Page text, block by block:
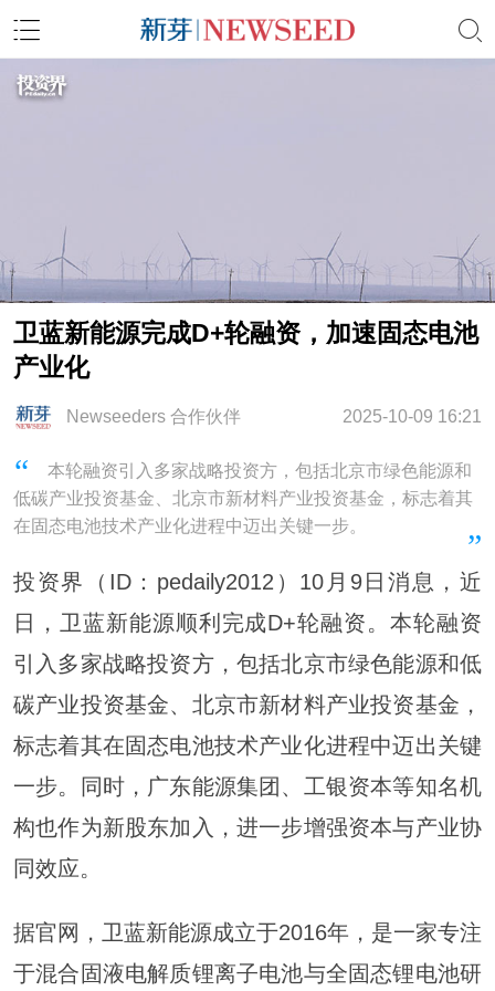
卫蓝新能源完成D+轮融资，加速固态电池
产业化
2025-10-09 16:21
Newseeders 合作伙伴
本轮融资引入多家战略投资方，包括北京市绿色能源和
低碳产业投资基金、北京市新材料产业投资基金，标志着其
在固态电池技术产业化进程中迈出关键一步。
投资界（ID：pedaily2012）10月9日消息，近
日，卫蓝新能源顺利完成D+轮融资。本轮融资
引入多家战略投资方，包括北京市绿色能源和低
碳产业投资基金、北京市新材料产业投资基金，
标志着其在固态电池技术产业化进程中迈出关键
一步。同时，广东能源集团、工银资本等知名机
构也作为新股东加入，进一步增强资本与产业协
同效应。
据官网，卫蓝新能源成立于2016年，是一家专注
于混合固液电解质锂离子电池与全固态锂电池研